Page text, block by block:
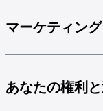
マーケティン
あなたの権利